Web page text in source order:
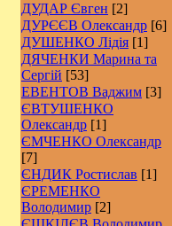
ДУДАР Євген [2]
ДУРЄЄВ Олександр [6]
ДУШЕНКО Лідія [1]
ДЯЧЕНКИ Марина та
Сергій [53]
ЕВЕНТОВ Ваджим [3]
ЄВТУШЕНКО
Олександр [1]
ЄМЧЕНКО Олександр
[7]
ЄНДИК Ростислав [1]
ЄРЕМЕНКО
Володимир [2]